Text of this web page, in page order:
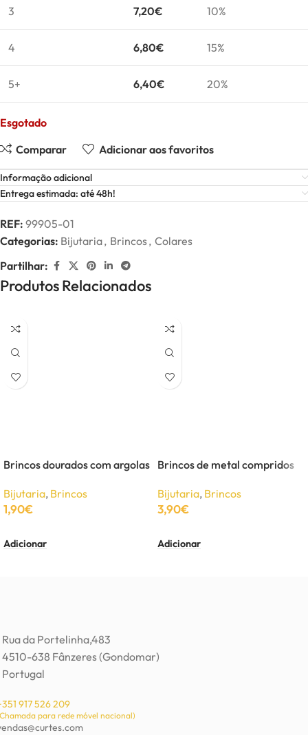
3 7,20€ 10%
4 6,80€ 15%
5+ 6,40€ 20%
Esgotado
Comparar
Adicionar aos favoritos
Informação adicional
Entrega estimada: até 48h!
REF: 99905-01
Categorias: Bijutaria, Brincos, Colares
Partilhar:
Produtos Relacionados
Brincos dourados com argolas
Bijutaria, Brincos
1,90€
Adicionar
Brincos de metal compridos
Bijutaria, Brincos
3,90€
Adicionar
Rua da Portelinha,483
4510-638 Fânzeres (Gondomar)
Portugal
917 526 209
para rede móvel nacional)